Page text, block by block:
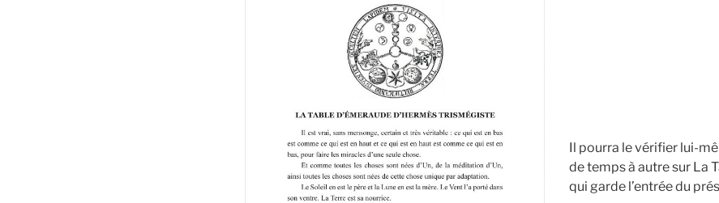
Il pourra le vérifier lui-
de temps à autre sur La
qui garde l’entrée du